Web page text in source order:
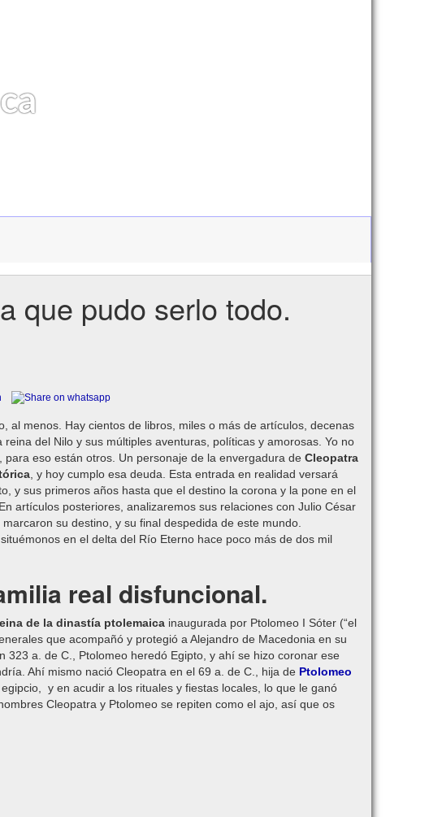
que pudo serlo todo.
al menos. Hay cientos de libros, miles o más de artículos, decenas
del Nilo y sus múltiples aventuras, políticas y amorosas. Yo no
eso están otros. Un personaje de la envergadura de Cleopatra
, y hoy cumplo esa deuda. Esta entrada en realidad versará
y sus primeros años hasta que el destino la corona y la pone en el
artículos posteriores, analizaremos sus relaciones con Julio César
su destino, y su final despedida de este mundo.
en el delta del Río Eterno hace poco más de dos mil
real disfuncional.
de la dinastía ptolemaicainaugurada por Ptolomeo I Sóter (“el
que acompañó y protegió a Alejandro de Macedonia en su
323 a. de C., Ptolomeo heredó Egipto, y ahí se hizo coronar ese
Ahí mismo nació Cleopatra en el 69 a. de C., hija de Ptolomeo
y en acudir a los rituales y fiestas locales, lo que le ganó
Cleopatra y Ptolomeo se repiten como el ajo, así que os